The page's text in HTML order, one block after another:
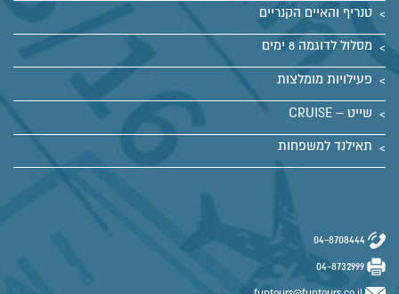
טנריף והאיים הקנריים
מסלול לדוגמה 8 ימים
פעילויות מומלצות
שייט – CRUISE
תאילנד למשפחות
04-8708444
04-8732999